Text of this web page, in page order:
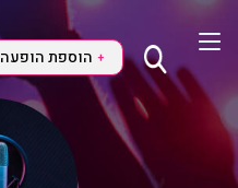
+ הוספת הופעה